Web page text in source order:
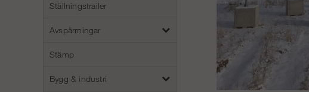
Ställningstrailer
Avspärrningar
Stämp
Bygg & industri